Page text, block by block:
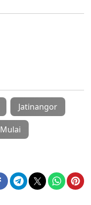
Jatinangor
Mulai